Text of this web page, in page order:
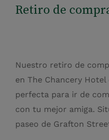
Retiro de
Nuestro retiro de
en The Chancery Hotel
perfecta para ir de
con tu mejor amiga.
paseo de Grafton